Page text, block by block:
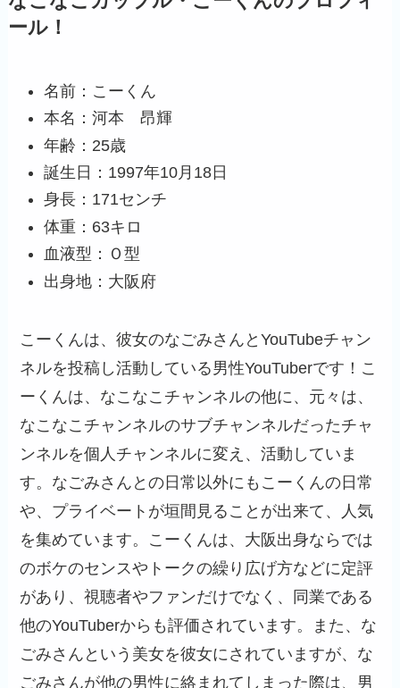
ール！
名前：こーくん
本名：河本 昂輝
年齢：25歳
誕生日：1997年10月18日
身長：171センチ
体重：63キロ
血液型：Ｏ型
出身地：大阪府
こーくんは、彼女のなごみさんとYouTubeチャン
ネルを投稿し活動している男性YouTuberです！こ
ーくんは、なこなこチャンネルの他に、元々は、
なこなこチャンネルのサブチャンネルだったチャ
ンネルを個人チャンネルに変え、活動していま
す。なごみさんとの日常以外にもこーくんの日常
や、プライベートが垣間見ることが出来て、人気
を集めています。こーくんは、大阪出身ならでは
のボケのセンスやトークの繰り広げ方などに定評
があり、視聴者やファンだけでなく、同業である
他のYouTuberからも評価されています。また、な
ごみさんという美女を彼女にされていますが、な
ごみさんが他の男性に絡まれてしまった際は、男